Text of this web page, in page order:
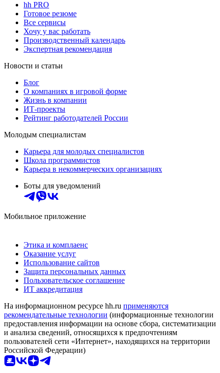
hh PRO
Готовое резюме
Все сервисы
Хочу у вас работать
Производственный календарь
Экспертная рекомендация
Новости и статьи
Блог
О компаниях в игровой форме
Жизнь в компании
ИТ-проекты
Рейтинг работодателей России
Молодым специалистам
Карьера для молодых специалистов
Школа программистов
Карьера в некоммерческих организациях
Боты для уведомлений
Мобильное приложение
Этика и комплаенс
Оказание услуг
Использование сайтов
Защита персональных данных
Пользовательское соглашение
ИТ аккредитация
На информационном ресурсе hh.ru применяются
рекомендательные технологии (информационные технологии
предоставления информации на основе сбора, систематизации
и анализа сведений, относящихся к предпочтениям
пользователей сети «Интернет», находящихся на территории
Российской Федерации)